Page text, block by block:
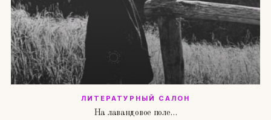
ЛИТЕРАТУРНЫЙ САЛОН
На лавандовое поле…